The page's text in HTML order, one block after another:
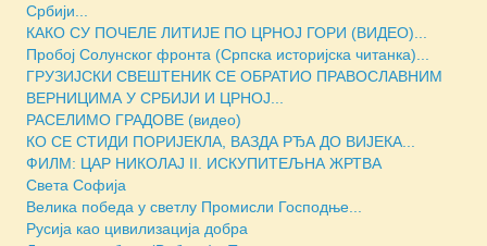
Србији...
КАКО СУ ПОЧЕЛЕ ЛИТИЈЕ ПО ЦРНОЈ ГОРИ (ВИДЕО)...
Пробој Солунског фронта (Српска историјска читанка)...
ГРУЗИЈСКИ СВЕШТЕНИК СЕ ОБРАТИО ПРАВОСЛАВНИМ
ВЕРНИЦИМА У СРБИЈИ И ЦРНОЈ...
РАСЕЛИМО ГРАДОВЕ (видео)
КО СЕ СТИДИ ПОРИЈЕКЛА, ВАЗДА РЂА ДО ВИЈЕКА...
ФИЛМ: ЦАР НИКОЛАЈ II. ИСКУПИТЕЉНА ЖРТВА
Света Софиja
Велика победа у светлу Промисли Господње...
Русија као цивилизација добра